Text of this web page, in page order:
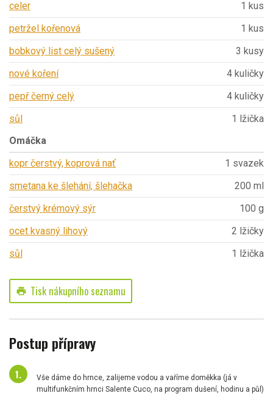
celer
1 kus
petržel kořenová
1 kus
bobkový list celý sušený
3 kusy
nové koření
4 kuličky
pepř černý celý
4 kuličky
sůl
1 lžička
Omáčka
kopr čerstvý, koprová nať
1 svazek
smetana ke šlehání, šlehačka
200 ml
čerstvý krémový sýr
100 g
ocet kvasný lihový
2 lžičky
sůl
1 lžička
print Tisk nákupního seznamu
Postup přípravy
Vše dáme do hrnce, zalijeme vodou a vaříme doměkka (já v
multifunkčním hrnci Salente Cuco, na program dušení, hodinu a půl)